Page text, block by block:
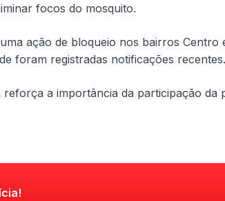
focos do mosquito.
ação de bloqueio nos bairros
foram registradas notificações recentes.
reforça a importância da participação